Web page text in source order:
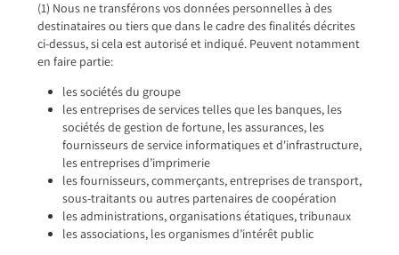
(1) Nous ne transférons vos données personnelles à des
destinataires ou tiers que dans le cadre des finalités décrites
ci-dessus, si cela est autorisé et indiqué. Peuvent notamment
en faire partie:
les sociétés du groupe
les entreprises de services telles que les banques, les
sociétés de gestion de fortune, les assurances, les
fournisseurs de service informatiques et d'infrastructure,
les entreprises d’imprimerie
les fournisseurs, commerçants, entreprises de transport,
sous-traitants ou autres partenaires de coopération
les administrations, organisations étatiques, tribunaux
les associations, les organismes d’intérêt public